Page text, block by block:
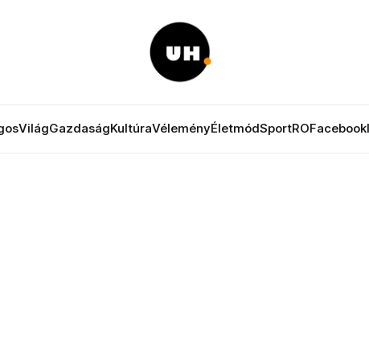
VilágGazdaságKultúraVéleményÉletmódSportROFacebook